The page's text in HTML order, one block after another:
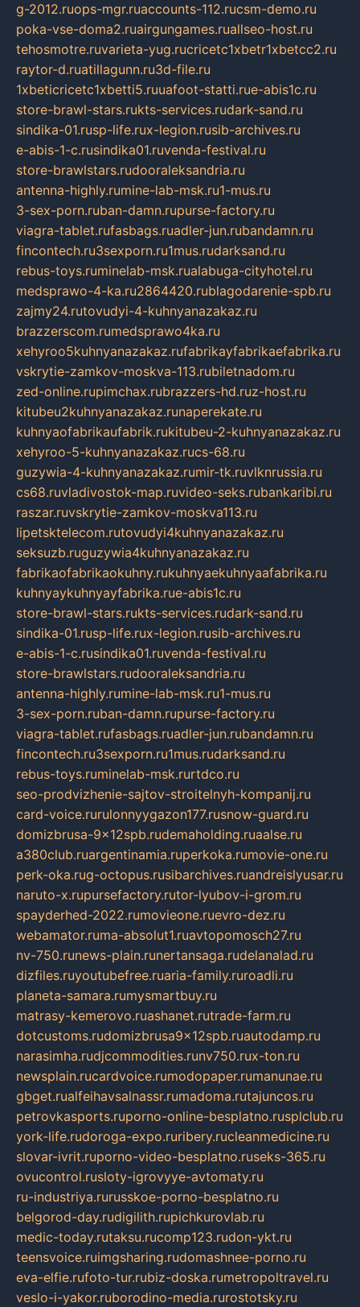
g-2012.ruops-mgr.ruaccounts-112.rucsm-demo.ru
poka-vse-doma2.ruairgungames.ruallseo-host.ru
tehosmotre.ruvarieta-yug.rucricetc1xbetr1xbetcc2.ru
raytor-d.ruatillagunn.ru3d-file.ru
1xbeticricetc1xbetti5.ruuafoot-statti.rue-abis1c.ru
store-brawl-stars.rukts-services.rudark-sand.ru
sindika-01.rusp-life.rux-legion.rusib-archives.ru
e-abis-1-c.rusindika01.ruvenda-festival.ru
store-brawlstars.rudooraleksandria.ru
antenna-highly.rumine-lab-msk.ru1-mus.ru
3-sex-porn.ruban-damn.rupurse-factory.ru
viagra-tablet.rufasbags.ruadler-jun.rubandamn.ru
fincontech.ru3sexporn.ru1mus.rudarksand.ru
rebus-toys.ruminelab-msk.rualabuga-cityhotel.ru
medsprawo-4-ka.ru2864420.rublagodarenie-spb.ru
zajmy24.rutovudyi-4-kuhnyanazakaz.ru
brazzerscom.rumedsprawo4ka.ru
xehyroo5kuhnyanazakaz.rufabrikayfabrikaefabrika.ru
vskrytie-zamkov-moskva-113.rubiletnadom.ru
zed-online.rupimchax.rubrazzers-hd.ruz-host.ru
kitubeu2kuhnyanazakaz.runaperekate.ru
kuhnyaofabrikaufabrik.rukitubeu-2-kuhnyanazakaz.ru
xehyroo-5-kuhnyanazakaz.rucs-68.ru
guzywia-4-kuhnyanazakaz.rumir-tk.ruvlknrussia.ru
cs68.ruvladivostok-map.ruvideo-seks.rubankaribi.ru
raszar.ruvskrytie-zamkov-moskva113.ru
lipetsktelecom.rutovudyi4kuhnyanazakaz.ru
seksuzb.ruguzywia4kuhnyanazakaz.ru
fabrikaofabrikaokuhny.rukuhnyaekuhnyaafabrika.ru
kuhnyaykuhnyayfabrika.rue-abis1c.ru
store-brawl-stars.rukts-services.rudark-sand.ru
sindika-01.rusp-life.rux-legion.rusib-archives.ru
e-abis-1-c.rusindika01.ruvenda-festival.ru
store-brawlstars.rudooraleksandria.ru
antenna-highly.rumine-lab-msk.ru1-mus.ru
3-sex-porn.ruban-damn.rupurse-factory.ru
viagra-tablet.rufasbags.ruadler-jun.rubandamn.ru
fincontech.ru3sexporn.ru1mus.rudarksand.ru
rebus-toys.ruminelab-msk.rurtdco.ru
seo-prodvizhenie-sajtov-stroitelnyh-kompanij.ru
card-voice.rurulonnyygazon177.rusnow-guard.ru
domizbrusa-9x12spb.rudemaholding.ruaalse.ru
a380club.ruargentinamia.ruperkoka.rumovie-one.ru
perk-oka.rug-octopus.rusibarchives.ruandreislyusar.ru
naruto-x.rupursefactory.rutor-lyubov-i-grom.ru
spayderhed-2022.rumovieone.ruevro-dez.ru
webamator.ruma-absolut1.ruavtopomosch27.ru
nv-750.runews-plain.runertansaga.rudelanalad.ru
dizfiles.ruyoutubefree.ruaria-family.ruroadli.ru
planeta-samara.rumysmartbuy.ru
matrasy-kemerovo.ruashanet.rutrade-farm.ru
dotcustoms.rudomizbrusa9x12spb.ruautodamp.ru
narasimha.rudjcommodities.runv750.rux-ton.ru
newsplain.rucardvoice.rumodopaper.rumanunae.ru
gbget.rualfeihavsalnassr.rumadoma.rutajuncos.ru
petrovkasports.ruporno-online-besplatno.rusplclub.ru
york-life.rudoroga-expo.ruribery.rucleanmedicine.ru
slovar-ivrit.ruporno-video-besplatno.ruseks-365.ru
ovucontrol.rusloty-igrovyye-avtomaty.ru
ru-industriya.rurusskoe-porno-besplatno.ru
belgorod-day.rudigilith.rupichkurovlab.ru
medic-today.rutaksu.rucomp123.rudon-ykt.ru
teensvoice.ruimgsharing.rudomashnee-porno.ru
eva-elfie.rufoto-tur.rubiz-doska.rumetropoltravel.ru
veslo-i-yakor.ruborodino-media.rurostotsky.ru